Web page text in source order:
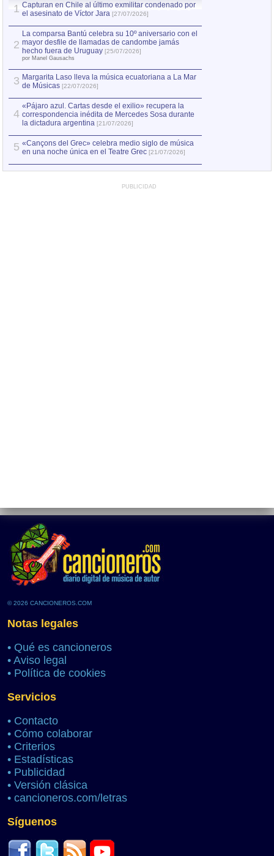
1 Capturan en Chile al último exmilitar condenado por
el asesinato de Víctor Jara [27/07/2026]
2
La comparsa Bantú celebra su 10º aniversario con el
mayor desfile de llamadas de candombe jamás
hecho fuera de Uruguay [25/07/2026]
por Manel Gausachs
3 Margarita Laso lleva la música ecuatoriana a La Mar
de Músicas [22/07/2026]
4
«Pájaro azul. Cartas desde el exilio» recupera la
correspondencia inédita de Mercedes Sosa durante
la dictadura argentina [21/07/2026]
5 «Cançons del Grec» celebra medio siglo de música
en una noche única en el Teatre Grec [21/07/2026]
PUBLICIDAD
© 2026 CANCIONEROS.COM
Notas legales
• Qué es cancioneros
• Aviso legal
• Política de cookies
Servicios
• Contacto
• Cómo colaborar
• Criterios
• Estadísticas
• Publicidad
• Versión clásica
• cancioneros.com/letras
Síguenos